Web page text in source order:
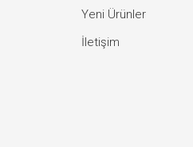
Yeni Ürünler
İletişim